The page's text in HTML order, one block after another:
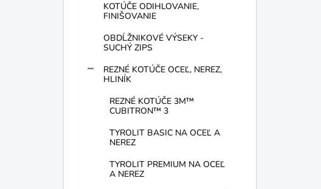
KOTÚČE ODIHLOVANIE,
FINIŠOVANIE
OBDĹŽNIKOVÉ VÝSEKY -
SUCHÝ ZIPS
REZNÉ KOTÚČE OCEĽ, NEREZ,
HLINÍK
REZNÉ KOTÚČE 3M™
CUBITRON™ 3
TYROLIT BASIC NA OCEĽ A
NEREZ
TYROLIT PREMIUM NA OCEĽ
A NEREZ